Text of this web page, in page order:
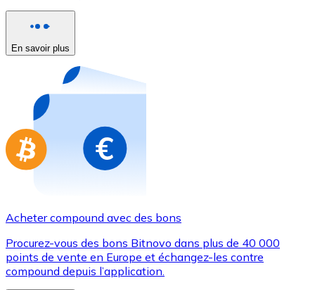
Acheter avec carte
Nouveau
Achetez des cartes-cadeaux de vos marques
Aller à la boutique de cartes-cadeaux
En savoir plus
Acheter compound avec des bons
Procurez-vous des bons Bitnovo dans plus de 40 000
points de vente en Europe et échangez-les contre
compound depuis l’application.